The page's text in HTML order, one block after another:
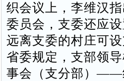
织会议上，李维汉
委员会，支委还应
远离支委的村庄可
省委规定，支部领
事会（支分部）——